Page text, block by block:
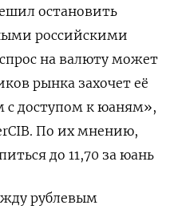
остановить
российскими
на валюту может
рынка захочет её
с доступом к юаням»,
По их мнению,
до 11,70 за юань
рублевым